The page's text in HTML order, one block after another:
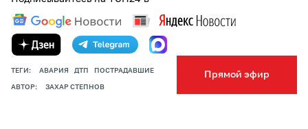
Прямой эфир
ТЕГИ: АВАРИЯ ДТП ПОСТРАДАВШИЕ
АВТОР: ЗАХАР СТЕПНОВ